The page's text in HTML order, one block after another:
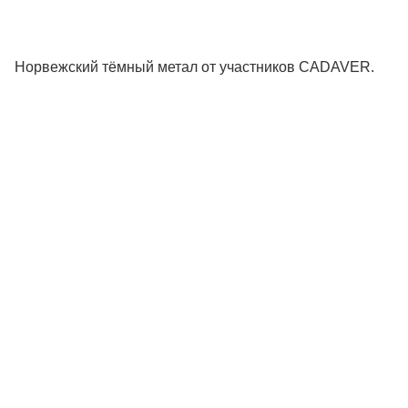
Норвежский тёмный метал от участников CADAVER.